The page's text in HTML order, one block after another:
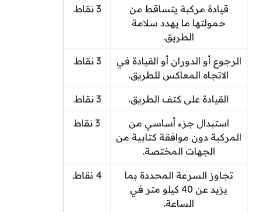
قيادة مركبة يتساقط من
حمولتها ما يهدد سلامة
الطريق.
3 نقاط.
الرجوع أو الدوران أو القيادة في
الاتجاه المعاكس للطريق.
3 نقاط.
القيادة على كتف الطريق. 3 نقاط.
استبدال جزء أساسي من
المركبة دون موافقة كتابية من
الجهات المختصة.
3 نقاط
تجاوز السرعة المحددة بما
يزيد عن 40 كيلو متر في
الساعة.
4 نقاط.